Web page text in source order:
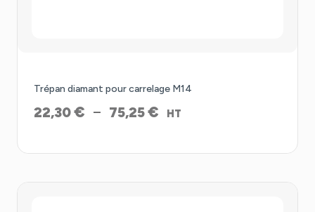
Trépan diamant pour carrelage M14
22,30€ – 75,25€ Plage
prix :
HT